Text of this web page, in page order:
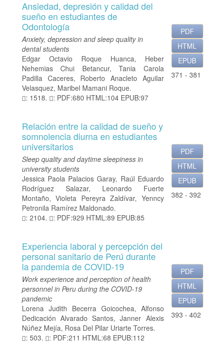
Ansiedad, depresión y calidad del
sueño en estudiantes de
Odontología
Anxiety, depression and sleep quality in
dental students
Edgar Octavio Roque Huanca, Heber
Nehemias Chui Betancur, Tania Carola
Padilla Caceres, Roberto Anacleto Aguilar
Velasquez, Maribel Mamani Roque.
: 1518.
: PDF:680 HTML:104 EPUB:97
PDF
HTML
EPUB
371 - 381
Relación entre la calidad de sueño y
somnolencia diurna en estudiantes
universitarios
Sleep quality and daytime sleepiness in
university students
Jessica Paola Palacios Garay, Raúl Eduardo
Rodríguez Salazar, Leonardo Fuerte
Montaño, Violeta Pereyra Zaldívar, Yenncy
Petronila Ramírez Maldonado.
: 2104.
: PDF:929 HTML:89 EPUB:85
PDF
HTML
EPUB
382 - 392
Experiencia laboral y percepción del
personal sanitario de Perú durante
la pandemia de COVID-19
Work experience and perception of health
personnel in Peru during the COVID-19
pandemic
Lorena Judith Becerra Goicochea, Alfonso
Dedicación Alvarado Santos, Janner Alexis
Núñez Mejía, Rosa Del Pilar Uriarte Torres.
: 503.
: PDF:211 HTML:68 EPUB:112
PDF
HTML
EPUB
393 - 402